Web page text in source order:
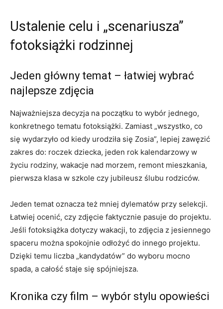
Ustalenie celu i „scenariusza”
fotoksiążki rodzinnej
Jeden główny temat – łatwiej wybrać
najlepsze zdjęcia
Najważniejsza decyzja na początku to wybór jednego,
konkretnego tematu fotoksiążki. Zamiast „wszystko, co
się wydarzyło od kiedy urodziła się Zosia”, lepiej zawęzić
zakres do: roczek dziecka, jeden rok kalendarzowy w
życiu rodziny, wakacje nad morzem, remont mieszkania,
pierwsza klasa w szkole czy jubileusz ślubu rodziców.
Jeden temat oznacza też mniej dylematów przy selekcji.
Łatwiej ocenić, czy zdjęcie faktycznie pasuje do projektu.
Jeśli fotoksiążka dotyczy wakacji, to zdjęcia z jesiennego
spaceru można spokojnie odłożyć do innego projektu.
Dzięki temu liczba „kandydatów” do wyboru mocno
spada, a całość staje się spójniejsza.
Kronika czy film – wybór stylu opowieści